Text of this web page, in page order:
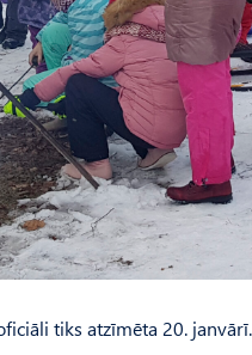
tiks atzīmēta 20.